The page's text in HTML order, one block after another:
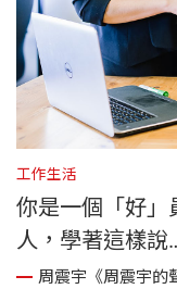
工作生活
你是一個「好」
人，學著這樣說
周震宇《周震宇的